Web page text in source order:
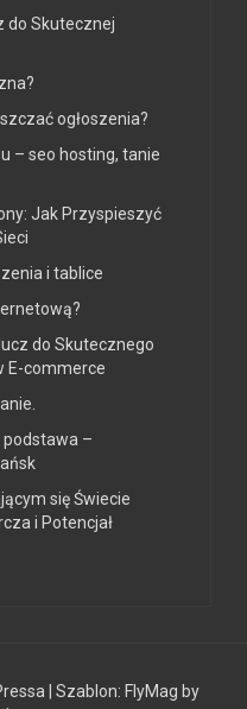
do Skutecznej
ogłoszenia?
– seo hosting, tanie
Jak Przyspieszyć
i tablice
do Skutecznego
E-commerce
podstawa –
się Świecie
i Potencjał
Szablon: FlyMag by